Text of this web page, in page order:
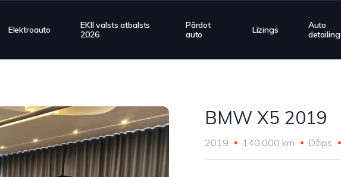
Elektroauto
EKII valsts atbalsts
2026
Pārdot
auto
Līzings
Auto
detailing
BMW X5 2019
2019 140,000 km Džips